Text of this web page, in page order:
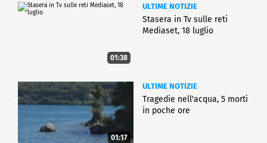
01:38
ULTIME NOTIZIE
Stasera in Tv sulle reti
Mediaset, 18 luglio
01:17
ULTIME NOTIZIE
Tragedie nell'acqua, 5 morti
in poche ore